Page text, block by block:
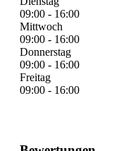
09:00 - 16:00
Mittwoch
09:00 - 16:00
Donnerstag
09:00 - 16:00
Freitag
09:00 - 16:00